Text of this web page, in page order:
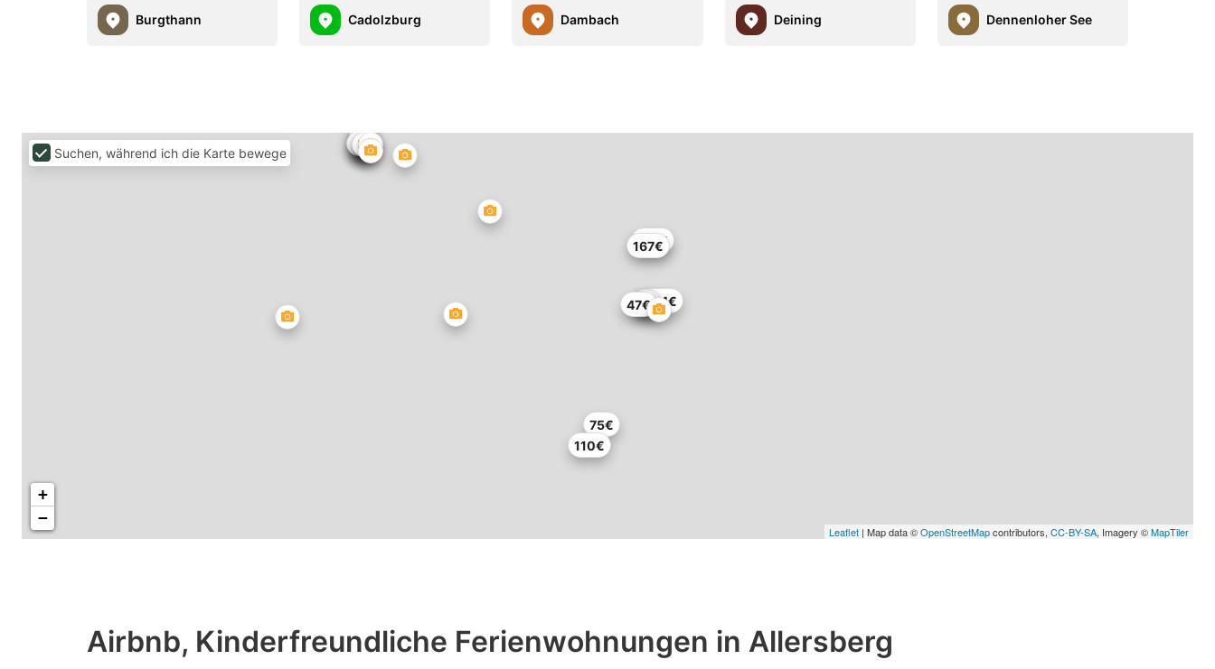
Burgthann Cadolzburg Dambach Deining Dennenloher See
224€
47€
75€
110€
127€
167€
+
−
Leaflet | Map data ©OpenStreetMapcontributors, CC-BY-SA, Imagery ©MapTiler
Suchen, während ich die Karte bewege
Airbnb, Kinderfreundliche Ferienwohnungen in Allersberg